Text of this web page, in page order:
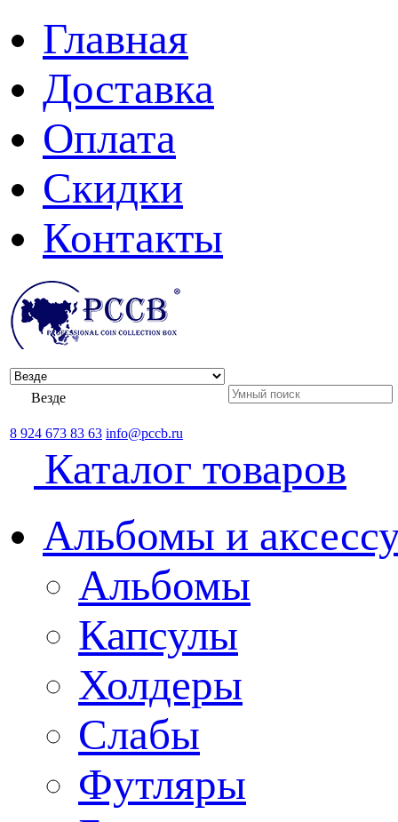
Главная
Доставка
Оплата
Скидки
Контакты
Везде
8 924 673 83 63 info@pccb.ru
Каталог товаров
Альбомы и
Альбомы
Капсулы
Холдеры
Слабы
Футляры